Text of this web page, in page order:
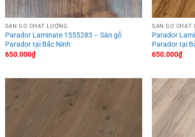
SÀN GỖ CHẤT LƯỢNG
Parador Laminate 1555283 – Sàn gỗ
Parador tại Bắc Ninh
650.000₫
SÀN GỖ CHẤT
Parador
Parador tại
650.000₫